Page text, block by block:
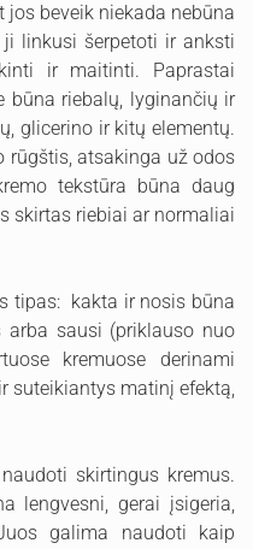
beveik niekada nebūna
linkusi šerpetoti ir anksti
ir maitinti. Paprastai
būna riebalų, lyginančių ir
glicerino ir kitų elementų.
rūgštis, atsakinga už odos
tekstūra būna daug
skirtas riebiai ar normaliai
tipas: kakta ir nosis būna
sausi (priklauso nuo
kremuose derinami
suteikiantys matinį efektą,
skirtingus kremus.
lengvesni, gerai įsigeria,
galima naudoti kaip